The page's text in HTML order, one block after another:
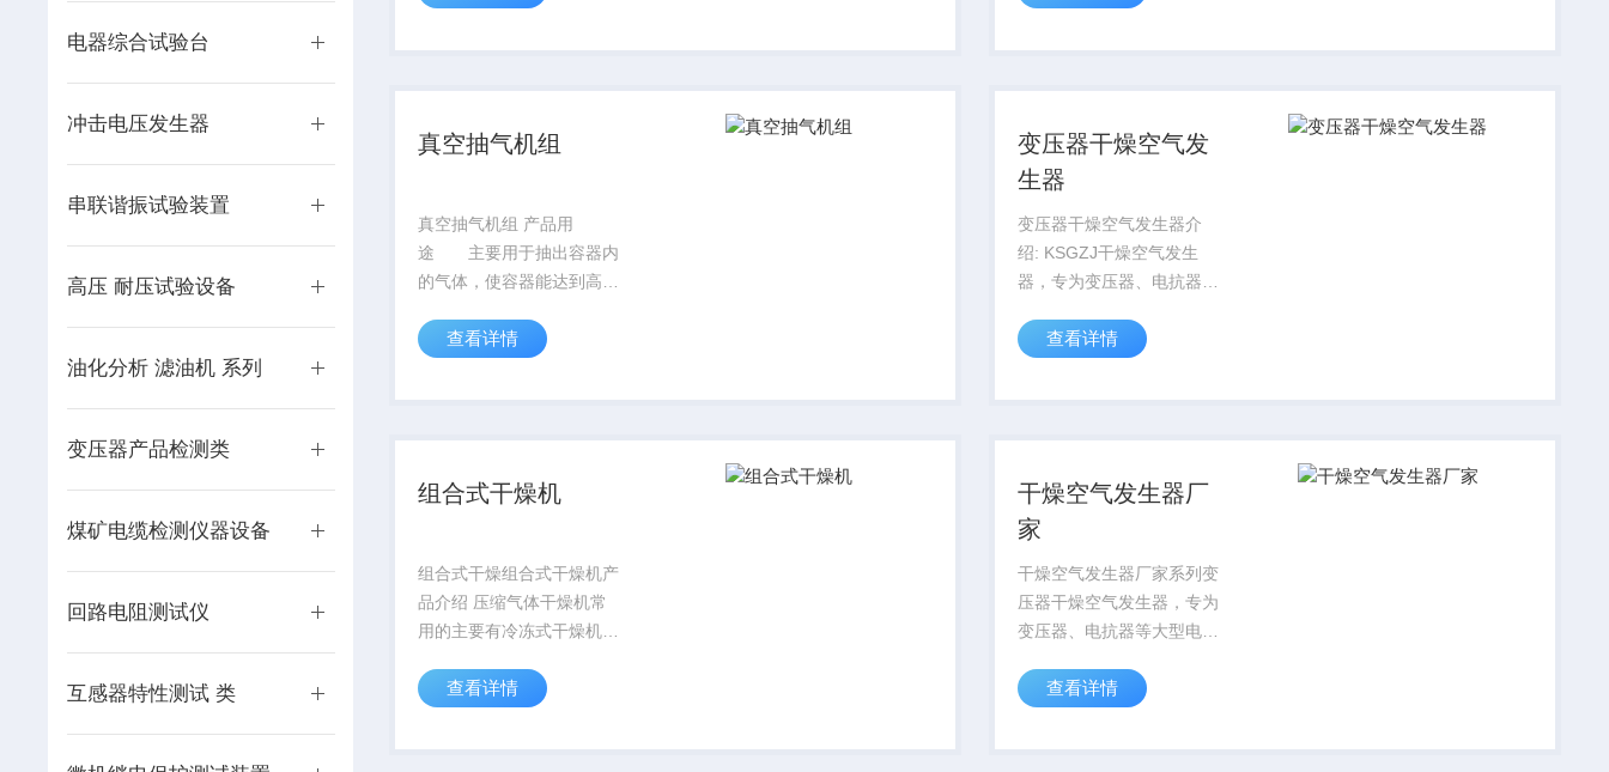
电器综合试验台
冲击电压发生器
串联谐振试验装置
高压 耐压试验设备
油化分析 滤油机 系列
变压器产品检测类
煤矿电缆检测仪器设备
回路电阻测试仪
互感器特性测试 类
188×127&...
流互感器适用于额定频率为
真空抽气机组
真空抽气机组 产品用
途 主要用于抽出容器内
的气体，使容器能达到高的
空干燥。 特别适用于变
还可用于真空冶炼、焊接、
查看详情
变压器干燥空气发
生器
变压器干燥空气发生器介
绍: KSGZJ干燥空气发生
器，专为变压器、电抗器等
时提供露点高达-40℃
气，可替代传统的热油循
查看详情
组合式干燥机
组合式干燥组合式干燥机产
品介绍 压缩气体干燥机常
用的主要有冷冻式干燥机和
中冷干机具有无气量损耗，
温度的局限性,而吸干机虽
查看详情
干燥空气发生器厂
家
干燥空气发生器厂家系列变
压器干燥空气发生器，专为
变压器、电抗器等大型电力
点高达-40℃～-70℃的高纯
热油循环、补充氮气、抽真
查看详情